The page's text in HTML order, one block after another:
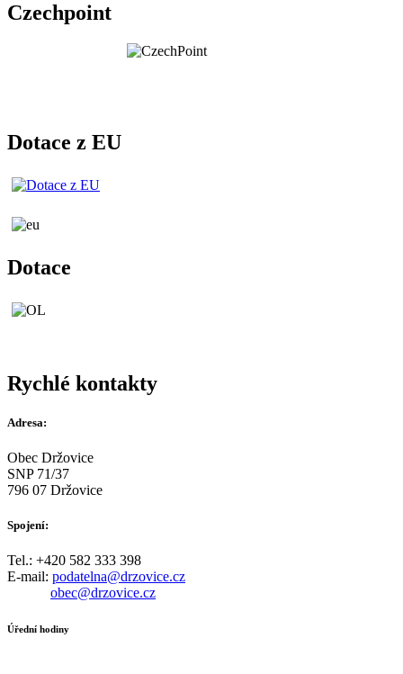
Czechpoint
Dotace z EU
Dotace
Rychlé kontakty
Adresa:
Obec Držovice
SNP 71/37
796 07 Držovice
Spojení:
Tel.: +420 582 333 398
E-mail: podatelna@drzovice.cz
obec@drzovice.cz
Úřední hodiny